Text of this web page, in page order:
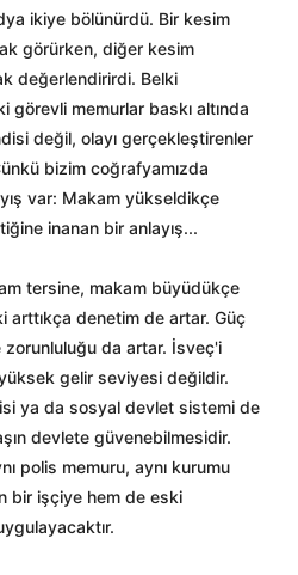
ikiye bölünürdü. Bir kesim
görürken, diğer kesim
değerlendirirdi. Belki
görevli memurlar baskı altında
değil, olayı gerçekleştirenler
bizim coğrafyamızda
var: Makam yükseldikçe
inanan bir anlayış...
tersine, makam büyüdükçe
arttıkça denetim de artar. Güç
da artar. İsveç'i
gelir seviyesi değildir.
ya da sosyal devlet sistemi de
devlete güvenebilmesidir.
polis memuru, aynı kurumu
bir işçiye hem de eski